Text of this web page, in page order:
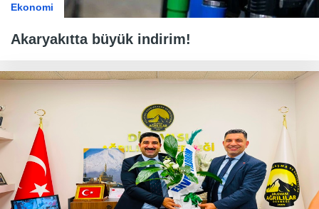
Ekonomi
Akaryakıtta büyük indirim!